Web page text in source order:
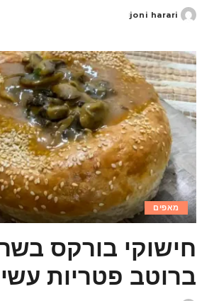
Posted
joni harari
מאפים
חישוקי בורקס
ברוטב פטריות